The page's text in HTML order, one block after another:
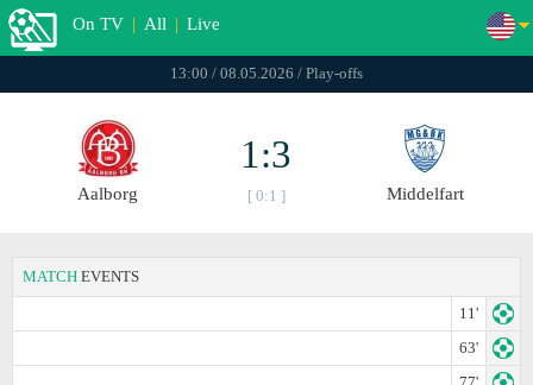
On TV | All | Live
13:00 / 08.05.2026 / Play-offs
Aalborg
1:3
[ 0:1 ] Middelfart
MATCH EVENTS
11'
63'